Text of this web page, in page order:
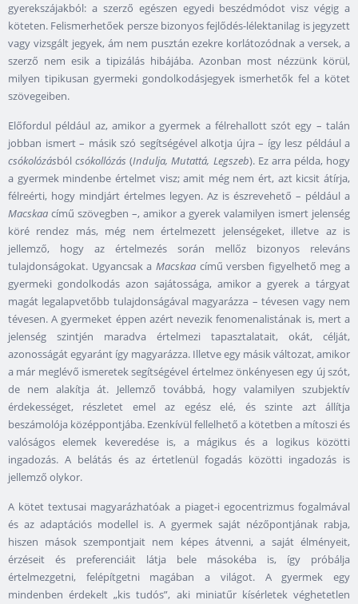
gyerekszájakból: a szerző egészen egyedi beszédmódot visz végig a
köteten. Felismerhetőek persze bizonyos fejlődés-lélektanilag is jegyzett
vagy vizsgált jegyek, ám nem pusztán ezekre korlátozódnak a versek, a
szerző nem esik a tipizálás hibájába. Azonban most nézzünk körül,
milyen tipikusan gyermeki gondolkodásjegyek ismerhetők fel a kötet
szövegeiben.
Előfordul például az, amikor a gyermek a félrehallott szót egy – talán
jobban ismert – másik szó segítségével alkotja újra – így lesz például a
csókolózásbólcsókollózás (Indulja, Mutattá, Legszeb). Ez arra példa, hogy
a gyermek mindenbe értelmet visz; amit még nem ért, azt kicsit átírja,
félreérti, hogy mindjárt értelmes legyen. Az is észrevehető – például a
Macskaa című szövegben –, amikor a gyerek valamilyen ismert jelenség
köré rendez más, még nem értelmezett jelenségeket, illetve az is
jellemző, hogy az értelmezés során mellőz bizonyos releváns
tulajdonságokat. Ugyancsak a Macskaacímű versben figyelhető meg a
gyermeki gondolkodás azon sajátossága, amikor a gyerek a tárgyat
magát legalapvetőbb tulajdonságával magyarázza – tévesen vagy nem
tévesen. A gyermeket éppen azért nevezik fenomenalistának is, mert a
jelenség szintjén maradva értelmezi tapasztalatait, okát, célját,
azonosságát egyaránt így magyarázza. Illetve egy másik változat, amikor
a már meglévő ismeretek segítségével értelmez önkényesen egy új szót,
de nem alakítja át. Jellemző továbbá, hogy valamilyen szubjektív
érdekességet, részletet emel az egész elé, és szinte azt állítja
beszámolója középpontjába. Ezenkívül fellelhető a kötetben a mítoszi és
valóságos elemek keveredése is, a mágikus és a logikus közötti
ingadozás. A belátás és az értetlenül fogadás közötti ingadozás is
jellemző olykor.
A kötet textusai magyarázhatóak a piaget-i egocentrizmus fogalmával
és az adaptációs modellel is. A gyermek saját nézőpontjának rabja,
hiszen mások szempontjait nem képes átvenni, a saját élményeit,
érzéseit és preferenciáit látja bele másokéba is, így próbálja
értelmezgetni, felépítgetni magában a világot. A gyermek egy
mindenben érdekelt „kis tudós”, aki miniatűr kísérletek véghetetlen